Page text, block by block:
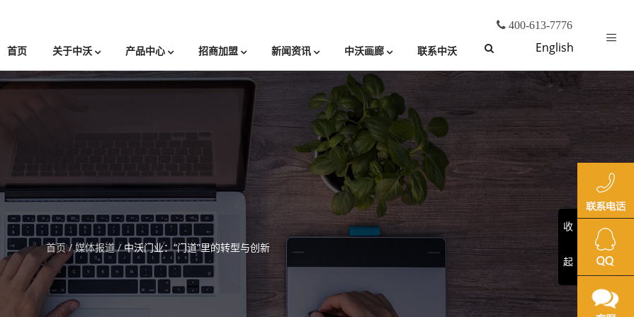
首页 关于中沃 产品中心 招商加盟 新闻资讯 中沃画廊 联系中沃
400-613-7776
English
首页/ 媒体报道/中沃门业：“门道”里的转型与创新
收
起